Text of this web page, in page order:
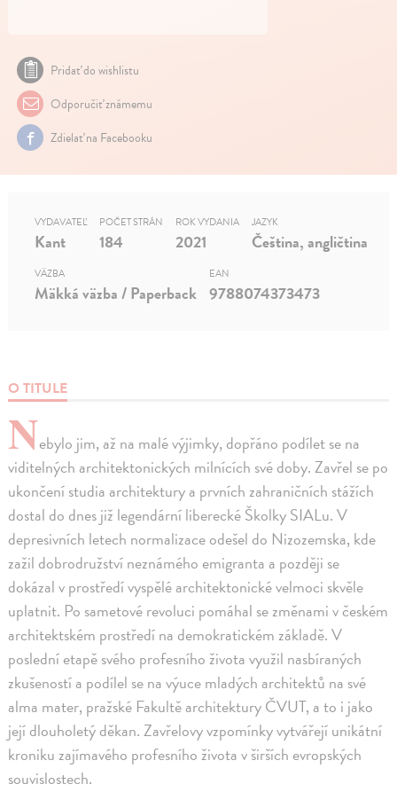
Pridať do wishlistu
Odporučiť známemu
Zdielať na Facebooku
O TITULE
Nebylo jim, až na malé výjimky, dopřáno podílet se na
viditelných architektonických milnících své doby. Zavřel se po
ukončení studia architektury a prvních zahraničních stážích
dostal do dnes již legendární liberecké Školky SIALu. V
depresivních letech normalizace odešel do Nizozemska, kde
zažil dobrodružství neznámého emigranta a později se
dokázal v prostředí vyspělé architektonické velmoci skvěle
uplatnit. Po sametové revoluci pomáhal se změnami v českém
architektském prostředí na demokratickém základě. V
poslední etapě svého profesního života využil nasbíraných
zkušeností a podílel se na výuce mladých architektů na své
alma mater, pražské Fakultě architektury ČVUT, a to i jako
její dlouholetý děkan. Zavřelovy vzpomínky vytvářejí unikátní
kroniku zajímavého profesního života v širších evropských
souvislostech.
VYDAVATEĽ
Kant
POČET STRÁN
184
ROK VYDANIA
2021
JAZYK
Čeština, angličtina
VÄZBA
Mäkká väzba / Paperback
EAN
9788074373473